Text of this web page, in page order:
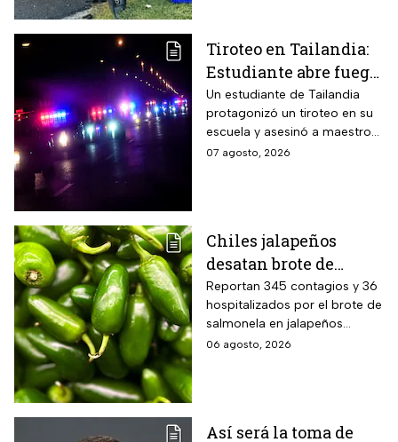
Tiroteo en Tailandia:
Estudiante abre fuego
contra maestros y
alumnos; antes mató a
sus abuelos
Un estudiante de Tailandia
protagonizó un tiroteo en su
escuela y asesinó a maestros
y alumnos
07 agosto, 2026
Chiles jalapeños
desatan brote de
salmonella en 27
estados de EUA
Reportan 345 contagios y 36
hospitalizados por el brote de
salmonela en jalapeños
exportados desde México
06 agosto, 2026
Así será la toma de